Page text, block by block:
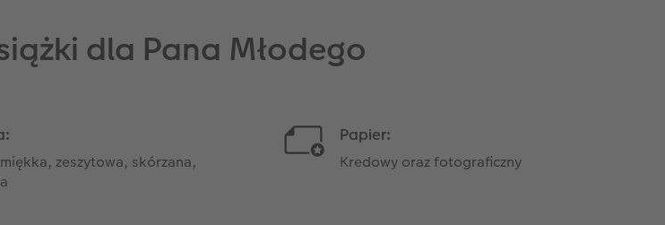
dla Pana Młodego
zeszytowa, skórzana,
Papier:
Kredowy oraz fotograficzny